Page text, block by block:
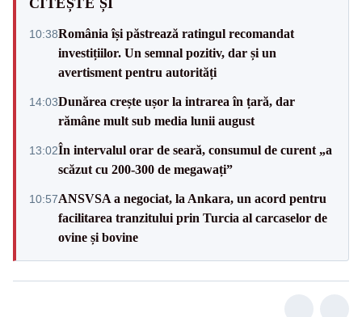
10:38România își păstrează ratingul recomandat
investițiilor. Un semnal pozitiv, dar și un
avertisment pentru autorități
14:03Dunărea crește ușor la intrarea în țară, dar
rămâne mult sub media lunii august
13:02În intervalul orar de seară, consumul de curent „a
scăzut cu 200-300 de megawați”
10:57ANSVSA a negociat, la Ankara, un acord pentru
facilitarea tranzitului prin Turcia al carcaselor de
ovine și bovine